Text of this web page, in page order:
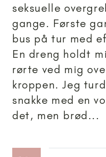
seksuelle
gange. Første
bus på tur med
En dreng holdt
rørte ved mig
kroppen. Jeg
snakke med en
det, men brød...